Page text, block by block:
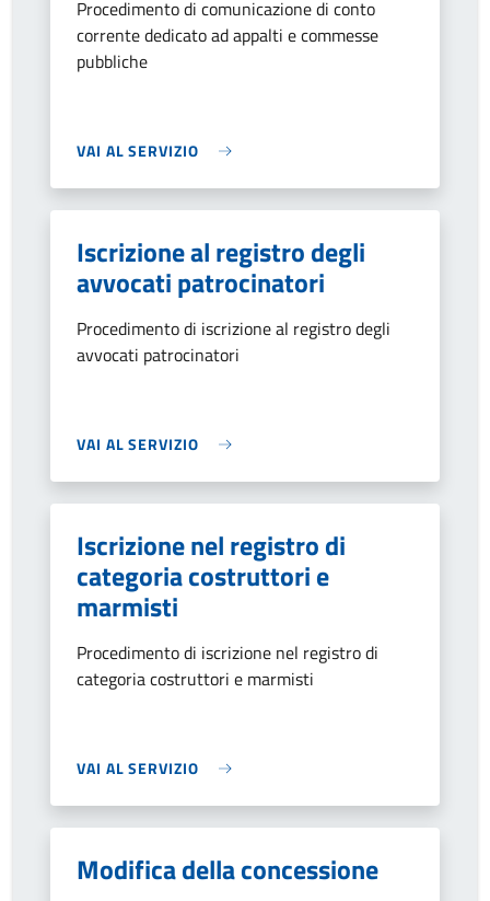
Procedimento di comunicazione di conto
corrente dedicato ad appalti e commesse
pubbliche
VAI AL SERVIZIO
Iscrizione al registro degli
avvocati patrocinatori
Procedimento di iscrizione al registro degli
avvocati patrocinatori
VAI AL SERVIZIO
Iscrizione nel registro di
categoria costruttori e
marmisti
Procedimento di iscrizione nel registro di
categoria costruttori e marmisti
VAI AL SERVIZIO
Modifica della concessione